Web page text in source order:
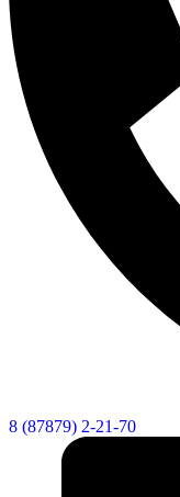
8 (87879) 2-21-70